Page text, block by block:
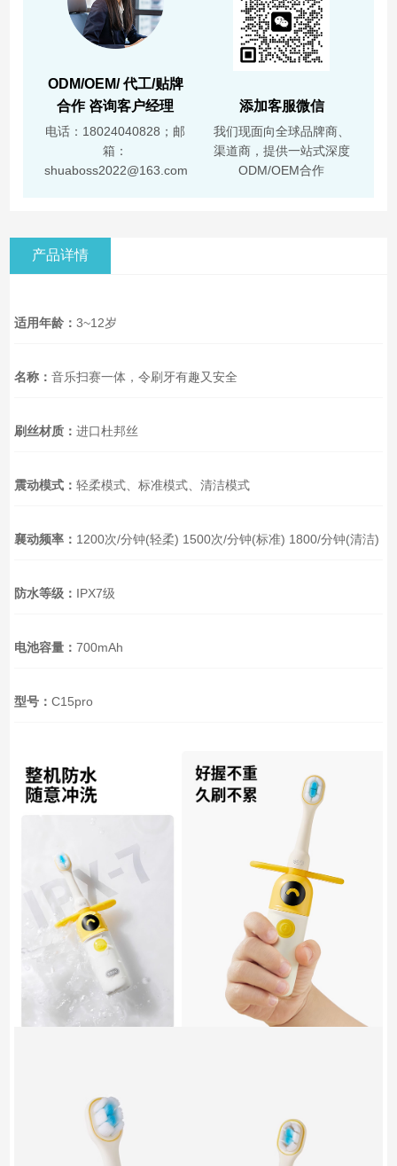
ODM/OEM/ 代工/贴牌
合作 咨询客户经理
电话：18024040828；邮
箱：
shuaboss2022@163.com
添加客服微信
我们现面向全球品牌商、
渠道商，提供一站式深度
ODM/OEM合作
产品详情
适用年龄：3~12岁
名称：音乐扫赛一体，令刷牙有趣又安全
刷丝材质：进口杜邦丝
震动模式：轻柔模式、标准模式、清洁模式
襄动频率： 1200次/分钟(轻柔) 1500次/分钟(标准) 1800/分钟(清洁)
防水等级： IPX7级
电池容量：700mAh
型号：C15pro